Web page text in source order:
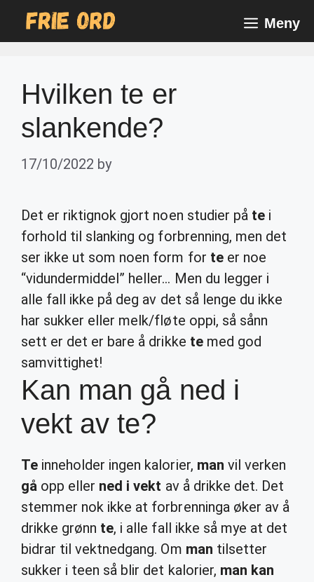
Meny
Hvilken te er
slankende?
17/10/2022 by
Det er riktignok gjort noen studier på tei
forhold til slanking og forbrenning, men det
ser ikke ut som noen form for teer noe
“vidundermiddel” heller… Men du legger i
alle fall ikke på deg av det så lenge du ikke
har sukker eller melk/fløte oppi, så sånn
sett er det er bare å drikke temed god
samvittighet!
Kan man gå ned i
vekt av te?
Te inneholder ingen kalorier, man vil verken
gå opp eller ned i vekt av å drikke det. Det
stemmer nok ikke at forbrenninga øker av å
drikke grønn te, i alle fall ikke så mye at det
bidrar til vektnedgang. Om man tilsetter
sukker i teen så blir det kalorier, man kan